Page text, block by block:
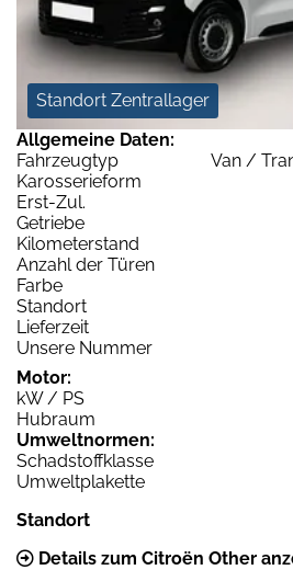
Standort Zentrallager
Allgemeine Daten:
Fahrzeugtyp
Van /
Karosserieform
Erst-Zul.
Getriebe
Kilometerstand
Anzahl der Türen
Farbe
Standort
Lieferzeit
Unsere Nummer
Motor:
kW / PS
Hubraum
Umweltnormen:
Schadstoffklasse
Umweltplakette
Standort
Details zum Citroën Other